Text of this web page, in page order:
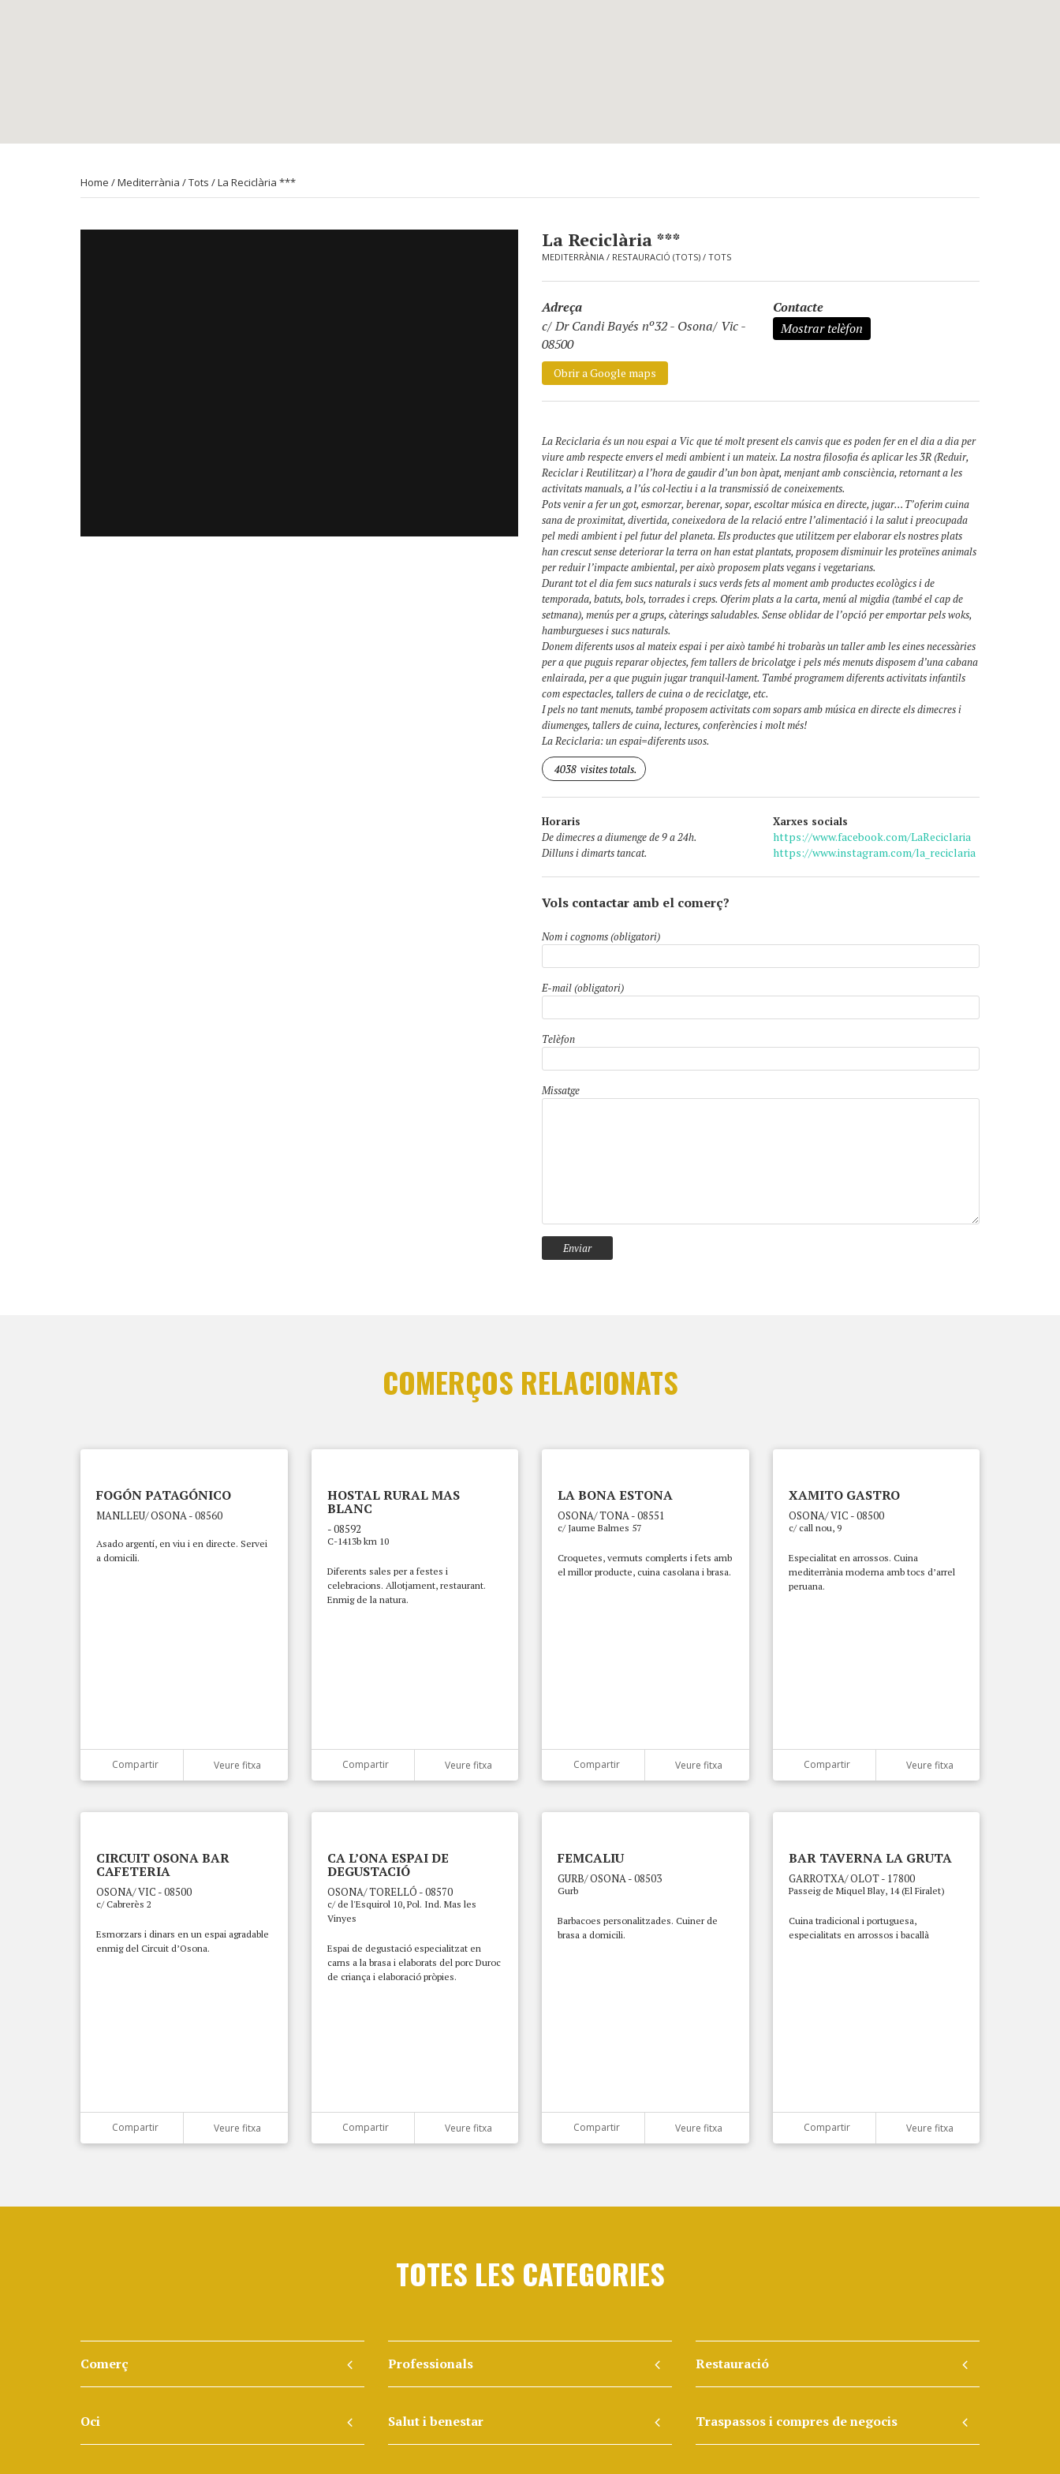
Home /Mediterrània /Tots / La Reciclària ***
La Reciclària ***
MEDITERRÀNIA / RESTAURACIÓ (TOTS) / TOTS
Adreça
c/ Dr Candi Bayés nº32- Osona/ Vic -
08500
Obrir a Google maps
Contacte
Mostrar telèfon
La Reciclaria és un nou espai a Vic que té molt present els canvis que es poden fer en el dia a dia per
viure amb respecte envers el medi ambient i un mateix. La nostra filosofia és aplicar les 3R (Reduir,
Reciclar i Reutilitzar) a l’hora de gaudir d’un bon àpat, menjant amb consciència, retornant a les
activitats manuals, a l’ús col·lectiu i a la transmissió de coneixements.
Pots venir a fer un got, esmorzar, berenar, sopar, escoltar música en directe, jugar… T’oferim cuina
sana de proximitat, divertida, coneixedora de la relació entre l’alimentació i la salut i preocupada
pel medi ambient i pel futur del planeta. Els productes que utilitzem per elaborar els nostres plats
han crescut sense deteriorar la terra on han estat plantats, proposem disminuir les proteïnes animals
per reduir l’impacte ambiental, per això proposem plats vegans i vegetarians.
Durant tot el dia fem sucs naturals i sucs verds fets al moment amb productes ecològics i de
temporada, batuts, bols, torrades i creps. Oferim plats a la carta, menú al migdia (també el cap de
setmana), menús per a grups, càterings saludables. Sense oblidar de l’opció per emportar pels woks,
hamburgueses i sucs naturals.
Donem diferents usos al mateix espai i per això també hi trobaràs un taller amb les eines necessàries
per a que puguis reparar objectes, fem tallers de bricolatge i pels més menuts disposem d’una cabana
enlairada, per a que puguin jugar tranquil·lament. També programem diferents activitats infantils
com espectacles, tallers de cuina o de reciclatge, etc.
I pels no tant menuts, també proposem activitats com sopars amb música en directe els dimecres i
diumenges, tallers de cuina, lectures, conferències i molt més!
La Reciclaria: un espai=diferents usos.
4038 visites totals.
Horaris
De dimecres a diumenge de 9 a 24h.
Dilluns i dimarts tancat.
Xarxes socials
https://www.facebook.com/LaReciclaria
https://www.instagram.com/la_reciclaria
Vols contactar amb el comerç?
Nom i cognoms (obligatori)
E-mail (obligatori)
Telèfon
Missatge
COMERÇOS RELACIONATS
FOGÓN PATAGÓNICO
MANLLEU/ OSONA - 08560
Asado argentí, en viu i en directe. Servei
a domicili.
Compartir Veure fitxa
HOSTAL RURAL MAS
BLANC
- 08592
C-1413b km 10
Diferents sales per a festes i
celebracions. Allotjament, restaurant.
Enmig de la natura.
Compartir Veure fitxa
LA BONA ESTONA
OSONA/ TONA - 08551
c/ Jaume Balmes 57
Croquetes, vermuts complerts i fets amb
el millor producte, cuina casolana i brasa.
Compartir Veure fitxa
XAMITO GASTRO
OSONA/ VIC - 08500
c/ call nou, 9
Especialitat en arrossos. Cuina
mediterrània moderna amb tocs d’arrel
peruana.
Compartir Veure fitxa
CIRCUIT OSONA BAR
CAFETERIA
OSONA/ VIC - 08500
c/ Cabrerès 2
Esmorzars i dinars en un espai agradable
enmig del Circuit d’Osona.
Compartir Veure fitxa
CA L’ONA ESPAI DE
DEGUSTACIÓ
OSONA/ TORELLÓ - 08570
c/ de l'Esquirol 10, Pol. Ind. Mas les
Vinyes
Espai de degustació especialitzat en
carns a la brasa i elaborats del porc Duroc
de criança i elaboració pròpies.
Compartir Veure fitxa
FEMCALIU
GURB/ OSONA - 08503
Gurb
Barbacoes personalitzades. Cuiner de
brasa a domicili.
Compartir Veure fitxa
BAR TAVERNA LA GRUTA
GARROTXA/ OLOT - 17800
Passeig de Miquel Blay, 14 (El Firalet)
Cuina tradicional i portuguesa,
especialitats en arrossos i bacallà
Compartir Veure fitxa
TOTES LES CATEGORIES
Comerç
Oci
Professionals
Salut i benestar
Restauració
Traspassos i compres de negocis